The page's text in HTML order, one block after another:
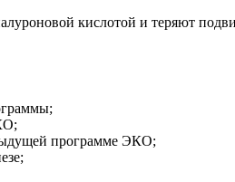
кислотой и теряют
программе ЭКО;